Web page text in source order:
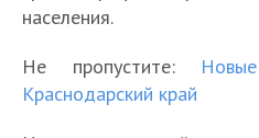
населения.
Не пропустите:
Краснодарский край